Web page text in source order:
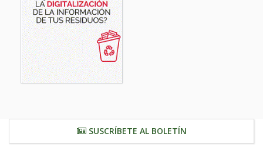
SUSCRÍBETE AL BOLETÍN